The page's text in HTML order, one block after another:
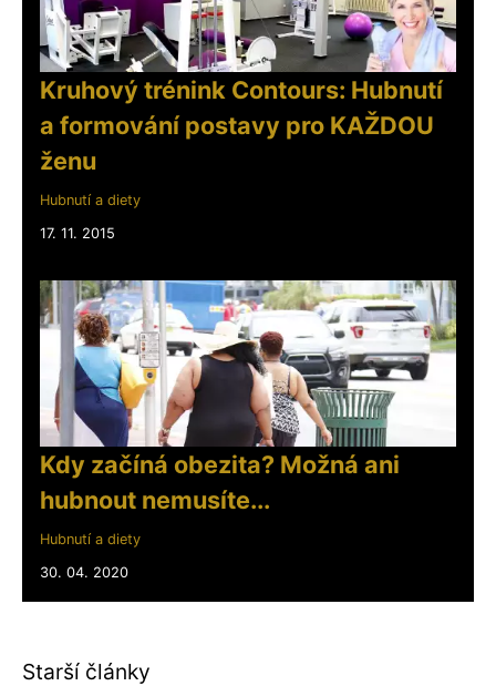
Kruhový trénink Contours: Hubnutí
a formování postavy pro KAŽDOU
ženu
Hubnutí a diety
17. 11. 2015
Kdy začíná obezita? Možná ani
hubnout nemusíte...
Hubnutí a diety
30. 04. 2020
Starší články